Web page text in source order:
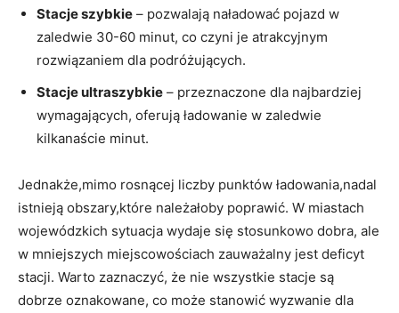
Stacje szybkie – ​pozwalają naładować pojazd w
zaledwie⁢ 30-60 minut, co czyni je atrakcyjnym
rozwiązaniem dla ‌podróżujących.
Stacje ultraszybkie –⁤ przeznaczone dla najbardziej
wymagających, oferują ładowanie w zaledwie
kilkanaście minut.
Jednakże,mimo‌ rosnącej‌ liczby punktów⁣ ładowania,nadal
‍istnieją obszary,które należałoby ⁣poprawić. ‌W⁢ miastach⁣
wojewódzkich sytuacja wydaje się stosunkowo⁣ dobra, ale
⁤w mniejszych miejscowościach zauważalny jest deficyt
stacji. Warto zaznaczyć, że nie⁢ wszystkie stacje są
dobrze oznakowane, co może stanowić wyzwanie dla